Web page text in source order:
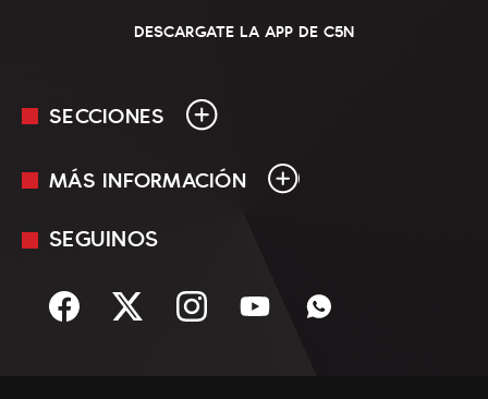
DESCARGATE LA APP DE C5N
SECCIONES
En Vivo
Sociedad
MÁS INFORMACIÓN
Mediakit
Términos y condiciones
SEGUINOS